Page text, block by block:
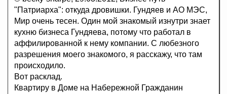
"Патриарха": откуда дровишки. Гундяев и АО МЭС,
Мир очень тесен. Один мой знакомый изнутри знает
кухню бизнеса Гундяева, потому что работал в
аффилированной к нему компании. С любезного
разрешения моего знакомого, я расскажу, что там
происходило.
Вот расклад.
Квартиру в Доме на Набережной Гражданин